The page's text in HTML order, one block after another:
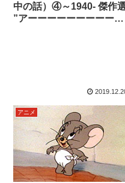
中の話）④～1940- 傑作
”アーーーーーーーーーー
アニメ